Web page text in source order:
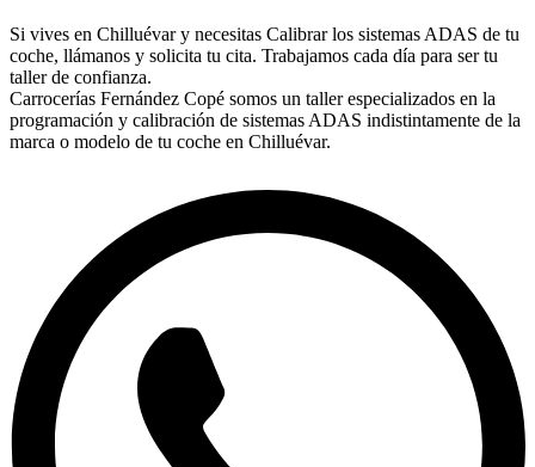
Si vives en Chilluévar y necesitas Calibrar los sistemas ADAS de tu
coche, llámanos y solicita tu cita. Trabajamos cada día para ser tu
taller de confianza.
Carrocerías Fernández Copé somos un taller especializados en la
programación y calibración de sistemas ADAS indistintamente de la
marca o modelo de tu coche en Chilluévar.